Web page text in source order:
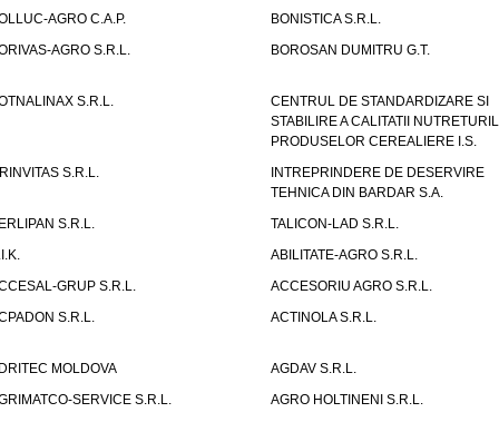
AGRO C.A.P.
BONISTICA S.R.L.
AGRO S.R.L.
BOROSAN DUMITRU G.T.
S.R.L.
CENTRUL DE STANDARDIZARE SI
STABILIRE A CALITATII
PRODUSELOR CEREALIERE I.S.
S.R.L.
INTREPRINDERE DE DESERVIRE
TEHNICA DIN BARDAR S.A.
S.R.L.
TALICON-LAD S.R.L.
ABILITATE-AGRO S.R.L.
GRUP S.R.L.
ACCESORIU AGRO S.R.L.
S.R.L.
ACTINOLA S.R.L.
MOLDOVA
AGDAV S.R.L.
SERVICE S.R.L.
AGRO HOLTINENI S.R.L.